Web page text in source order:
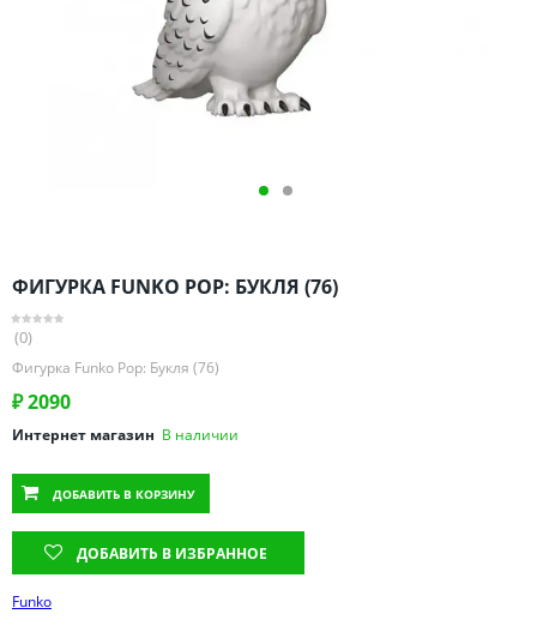
Оренбургская область
Пензенская область
Саратовская область
Свердловская область
Смоленская область
Ставропольский край
Тамбовская область
Татарстан
Тверская область
Томская область
Тюменская область
Удмуртия
ФИГУРКА FUNKO POP: БУКЛЯ (76)
(0)
Фигурка Funko Pop: Букля (76)
₽2090
Интернет магазин В наличии
ДОБАВИТЬ В КОРЗИНУ
ДОБАВИТЬ В ИЗБРАННОЕ
Funko